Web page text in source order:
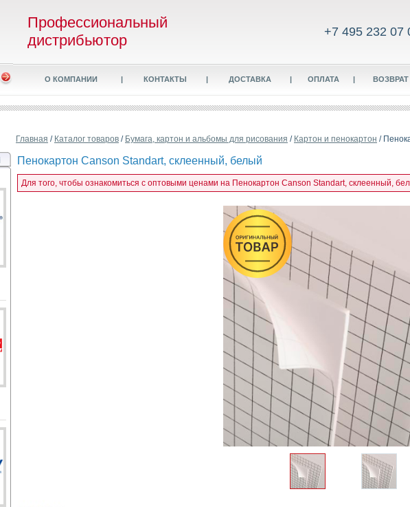
Профессиональный
дистрибьютор
+7 495 232 07
О КОМПАНИИ | КОНТАКТЫ | ДОСТАВКА | ОПЛАТА | ВОЗВРАТ
Главная / Каталог товаров / Бумага, картон и альбомы для рисования / Картон и пенокартон /
Пенокартон Canson Standart, склеенный, белый
Для того, чтобы ознакомиться с оптовыми ценами на Пенокартон Canson Standart, склеенный,